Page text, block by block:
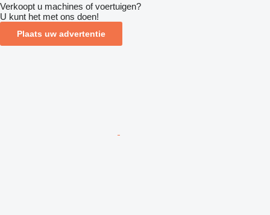
Verkoopt u machines of voertuigen?
U kunt het met ons doen!
Plaats uw advertentie